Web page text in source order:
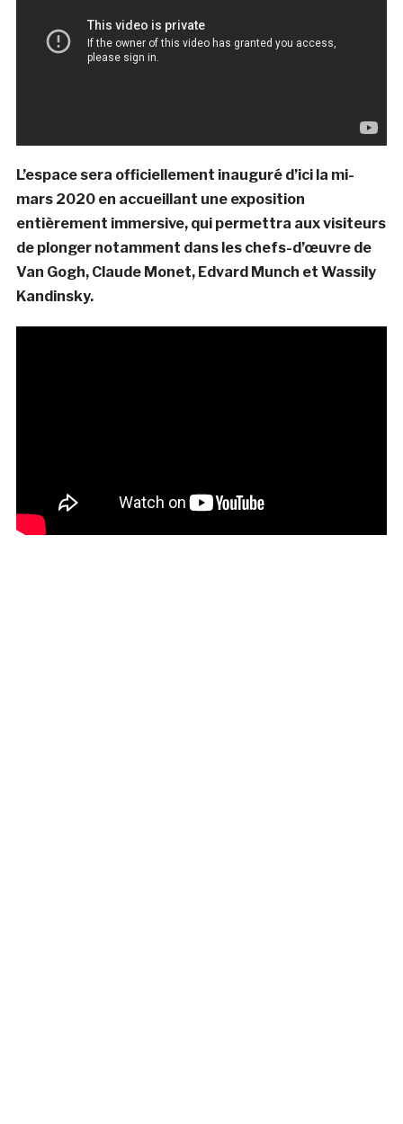
L’espace sera officiellement inauguré d’ici la mi-
mars 2020 en accueillant une exposition
entièrement immersive, qui permettra aux visiteurs
de plonger notamment dans les chefs-d’œuvre de
Van Gogh, Claude Monet, Edvard Munch et Wassily
Kandinsky.